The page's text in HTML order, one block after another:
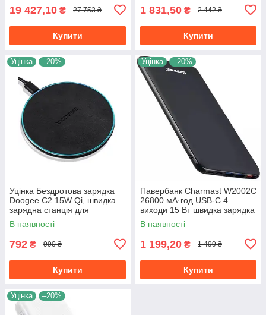
19 427,10 ₴ 27 753 ₴
Купити
1 831,50 ₴ 2 442 ₴
Купити
Уцінка –20%
Уцінка Бездротова зарядка
Doogee C2 15W Qi, швидка
зарядна станція для
смартфонів iPhone та
Samsung
В наявності
792 ₴ 990 ₴
Купити
Уцінка –20%
Павербанк Charmast W2002C
26800 мА·год USB-C 4
виходи 15 Вт швидка зарядка
(чорний, з кількома входами)
В наявності
1 199,20 ₴ 1 499 ₴
Купити
Уцінка –20%